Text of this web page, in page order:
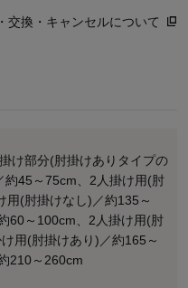
交換・キャンセルについて
け部分(肘掛けありタイプの
45～75cm、2人掛け用(肘
用(肘掛けなし)／約135～
60～100cm、2人掛け用(肘
用(肘掛けあり)／約165～
210～260cm